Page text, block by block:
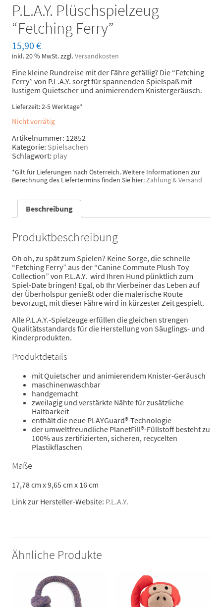
P.L.A.Y. Plüschspielzeug
“Fetching Ferry”
15,90 €
inkl. 20 % MwSt.zzgl.Versandkosten
Eine kleine Rundreise mit der Fähre gefällig? Die “Fetching
Ferry” von P.L.A.Y. sorgt für spannenden Spielspaß mit
lustigem Quietscher und animierendem Knistergeräusch.
Lieferzeit: 2-5 Werktage*
Nicht vorrätig
Artikelnummer: 12852
Kategorie: Spielsachen
Schlagwort: play
*Gilt für Lieferungen nach Österreich. Weitere Informationen zur
Berechnung des Liefertermins finden Sie hier:Zahlung & Versand
Beschreibung
Produktbeschreibung
Oh oh, zu spät zum Spielen? Keine Sorge, die schnelle
“Fetching Ferry” aus der “Canine Commute Plush Toy
Collection” von P.L.A.Y. wird Ihren Hund pünktlich zum
Spiel-Date bringen! Egal, ob Ihr Vierbeiner das Leben auf
der Überholspur genießt oder die malerische Route
bevorzugt, mit dieser Fähre wird in kürzester Zeit gespielt.
Alle P.L.A.Y.-Spielzeuge erfüllen die gleichen strengen
Qualitätsstandards für die Herstellung von Säuglings- und
Kinderprodukten.
Produktdetails
mit Quietscher und animierendem Knister-Geräusch
maschinenwaschbar
handgemacht
zweilagig und verstärkte Nähte für zusätzliche
Haltbarkeit
enthält die neue PLAYGuard®-Technologie
der umweltfreundliche PlanetFill®-Füllstoff besteht zu
100% aus zertifizierten, sicheren, recycelten
Plastikflaschen
Maße
17,78 cm x 9,65 cm x 16 cm
Link zur Hersteller-Website: P.L.A.Y.
Ähnliche Produkte